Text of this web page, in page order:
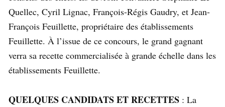
Quellec, Cyril Lignac, François-Régis Gaudry, et Jean-
François Feuillette, propriétaire des établissements
Feuillette. À l’issue de ce concours, le grand gagnant
verra sa recette commercialisée à grande échelle dans les
établissements Feuillette.
QUELQUES CANDIDATS ET RECETTES : La